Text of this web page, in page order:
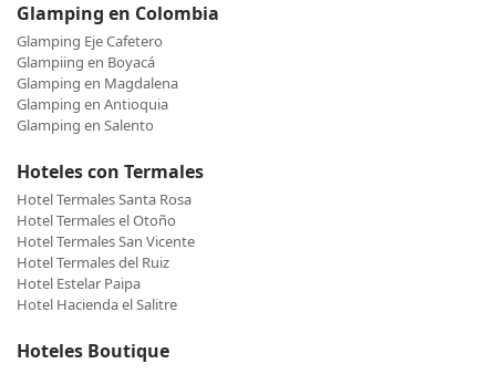
Glamping en Colombia
Glamping Eje Cafetero
Glampiing en Boyacá
Glamping en Magdalena
Glamping en Antioquia
Glamping en Salento
Hoteles con Termales
Hotel Termales Santa Rosa
Hotel Termales el Otoño
Hotel Termales San Vicente
Hotel Termales del Ruiz
Hotel Estelar Paipa
Hotel Hacienda el Salitre
Hoteles Boutique